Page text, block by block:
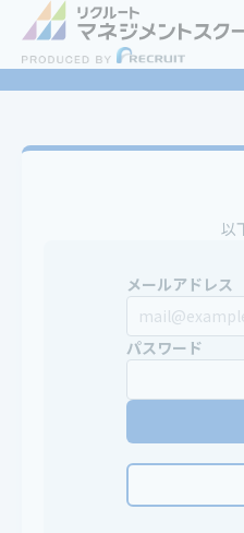
以
メールアドレス
パスワード